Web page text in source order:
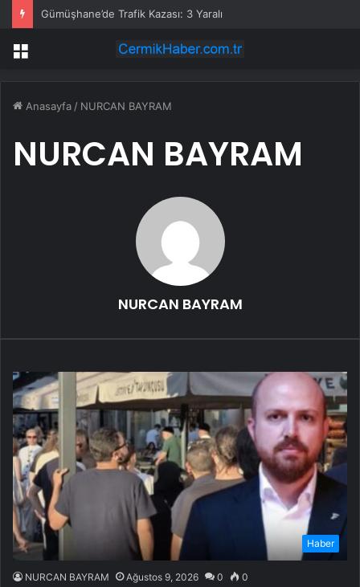
Gümüşhane’de Trafik Kazası: 3 Yaralı
Menü
Anasayfa / NURCAN BAYRAM
NURCAN BAYRAM
NURCAN BAYRAM
Haber
NURCAN BAYRAM Ağustos 9, 2026 0 0